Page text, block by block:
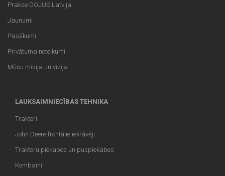
Prakse DOJUS Latvija
Jaunumi
Pasākumi
Privātuma noteikumi
Mūsu misija un vīzija
LAUKSAIMNIECĪBAS TEHNIKA
Traktori
John Deere frontālie iekrāvēji
Traktoru piekabes un puspiekabes
Kombaini